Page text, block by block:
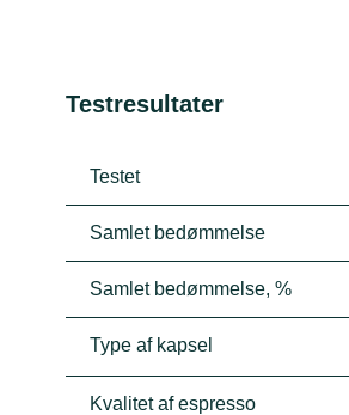
Testresultater
Testet
Samlet bedømmelse
Samlet bedømmelse, %
Type af kapsel
Kvalitet af espresso